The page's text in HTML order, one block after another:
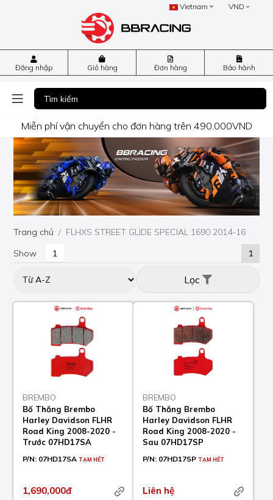
Vietnam VND
Đăng nhập Giỏ hàng Đơn hàng Bảo hành
Miễn phí vận chuyển cho đơn hàng trên 490.000VND
Trang chủ
FLHXS STREET GLIDE SPECIAL 1690 2014-16
Show
1
Lọc
BREMBO
Bố Thắng Brembo
Harley Davidson FLHR
Road King 2008-2020 -
Trước 07HD17SA
P/N: 07HD17SA TẠM HẾT
1,690,000đ
BREMBO
Bố Thắng Brembo
Harley Davidson FLHR
Road King 2008-2020 -
Sau 07HD17SP
P/N: 07HD17SP TẠM HẾT
Liên hệ